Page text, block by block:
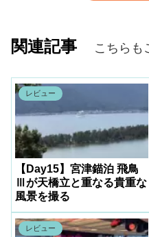
関連記事 こちらも
レビュー
【Day15】宮津錨泊 飛鳥
Ⅲが天橋立と重なる貴重な
風景を撮る
レビュー